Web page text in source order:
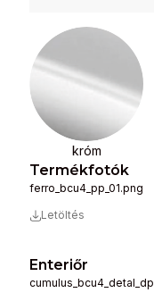
króm
Termékfotók
ferro_bcu4_pp_01.png
Letöltés
Enteriőr